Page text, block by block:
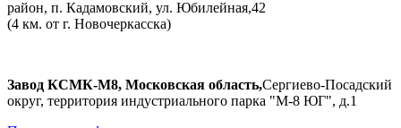
район, п. Кадамовский, ул. Юбилейная,42
(4 км. от г. Новочеркасска)
Завод КСМК-М8, Московская область,Сергиево-Посадский
округ, территория индустриального парка "М-8 ЮГ", д.1